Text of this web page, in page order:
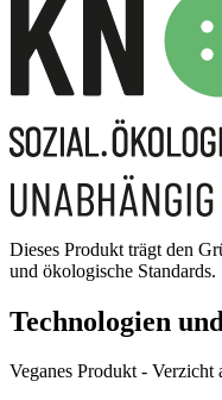
Dieses Produkt trägt den
und ökologische Standards.
Technologien
Veganes Produkt - Verzicht